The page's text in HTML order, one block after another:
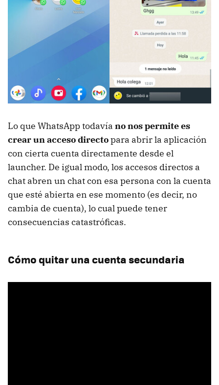
Lo que WhatsApp todavía no nos permite es
crear un acceso directopara abrir la aplicación
con cierta cuenta directamente desde el
launcher. De igual modo, los accesos directos a
chat abren un chat con esa persona con la cuenta
que esté abierta en ese momento (es decir, no
cambia de cuenta), lo cual puede tener
consecuencias catastróficas.
Cómo quitar una cuenta secundaria